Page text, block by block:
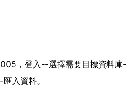
，登入--選擇需要目標資料庫-
入資料。